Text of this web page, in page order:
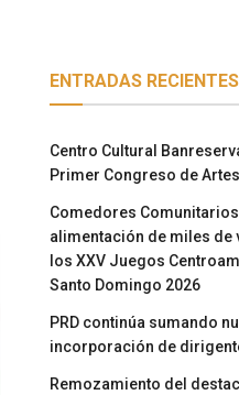
ENTRADAS RECIENTES
Centro Cultural
Primer Congreso de
Comedores
alimentación de miles de
los XXV Juegos
Santo Domingo 2026
PRD continúa sumando
incorporación de
Remozamiento del